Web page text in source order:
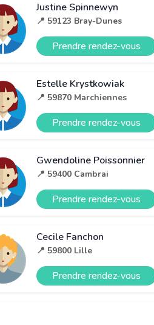
Justine Spinnewyn
📍 59123 Bray-Dunes
Prendre rendez-vous
Estelle Krystkowiak
📍 59870 Marchiennes
Prendre rendez-vous
Gwendoline Poissonnier
📍 59400 Cambrai
Prendre rendez-vous
Cecile Fanchon
📍 59800 Lille
Prendre rendez-vous